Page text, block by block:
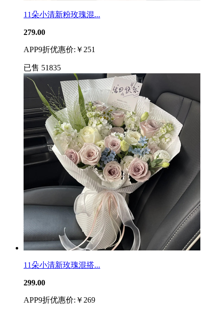
11朵小清新粉玫瑰混...
279.00
APP9折优惠价:￥251
已售 51835
11朵小清新玫瑰混搭...
299.00
APP9折优惠价:￥269